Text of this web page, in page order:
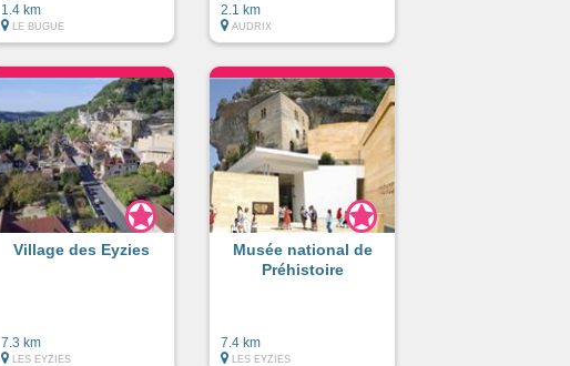
1.4 km
LE BUGUE
2.1 km
AUDRIX
Village des Eyzies
7.3 km
LES EYZIES
Musée national de
Préhistoire
7.4 km
LES EYZIES